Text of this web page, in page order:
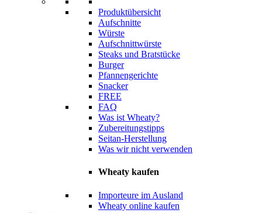
Produktübersicht
Aufschnitte
Würste
Aufschnittwürste
Steaks und Bratstücke
Burger
Pfannengerichte
Snacker
FREE
FAQ
Was ist Wheaty?
Zubereitungstipps
Seitan-Herstellung
Was wir nicht verwenden
Wheaty kaufen
Importeure im Ausland
Wheaty online kaufen